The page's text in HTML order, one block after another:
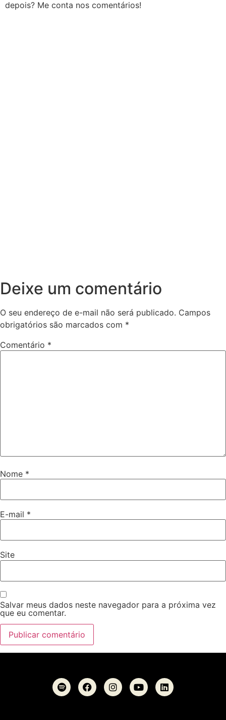
depois? Me conta nos comentários!
Deixe um comentário
O seu endereço de e-mail não será publicado. Campos
obrigatórios são marcados com *
Comentário *
Nome *
E-mail *
Site
Salvar meus dados neste navegador para a próxima vez
que eu comentar.